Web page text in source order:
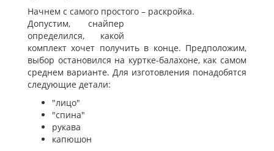
Начнем с самого простого – раскройка.
Допустим, снайпер
определился, какой
комплект хочет получить в конце. Предположим,
выбор остановился на куртке-балахоне, как самом
среднем варианте. Для изготовления понадобятся
следующие детали:
"лицо"
"спина"
рукава
капюшон